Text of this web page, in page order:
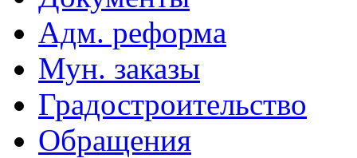
Адм. реформа
Мун. заказы
Градостроительство
Обращения